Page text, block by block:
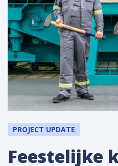
PROJECT UPDATE
Feestelijke